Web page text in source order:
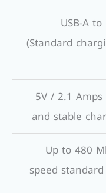
USB-A
(Standard
5V / 2.1
and stable
Up to 480
speed